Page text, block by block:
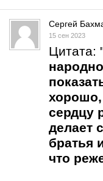
Сергей
15 сен 2023
Цитата:
хорошо,
сердцу
делает
братья
что